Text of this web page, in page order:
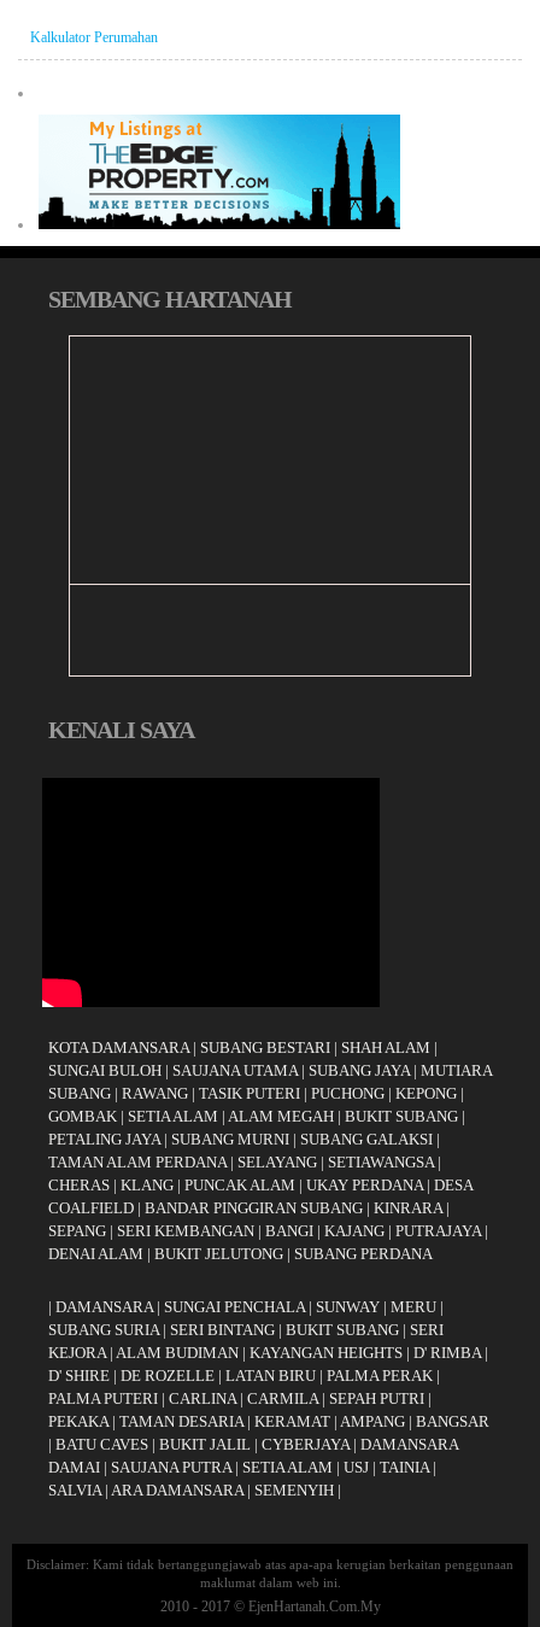
Kalkulator Perumahan
SEMBANG HARTANAH
KENALI SAYA
KOTA DAMANSARA| SUBANG BESTARI | SHAH ALAM |
SUNGAI BULOH | SAUJANA UTAMA| SUBANG JAYA | MUTIARA
SUBANG | RAWANG | TASIK PUTERI | PUCHONG | KEPONG |
GOMBAK | SETIA ALAM | ALAM MEGAH | BUKIT SUBANG |
PETALING JAYA| SUBANG MURNI | SUBANG GALAKSI |
TAMAN ALAM PERDANA| SELAYANG | SETIAWANGSA|
CHERAS | KLANG | PUNCAK ALAM | UKAY PERDANA| DESA
COALFIELD | BANDAR PINGGIRAN SUBANG | KINRARA|
SEPANG | SERI KEMBANGAN | BANGI | KAJANG | PUTRAJAYA|
DENAI ALAM | BUKIT JELUTONG | SUBANG PERDANA
| DAMANSARA| SUNGAI PENCHALA| SUNWAY | MERU |
SUBANG SURIA| SERI BINTANG | BUKIT SUBANG | SERI
KEJORA| ALAM BUDIMAN | KAYANGAN HEIGHTS | D' RIMBA|
D' SHIRE | DE ROZELLE | LATAN BIRU | PALMA PERAK |
PALMA PUTERI | CARLINA| CARMILA| SEPAH PUTRI |
PEKAKA| TAMAN DESARIA| KERAMAT | AMPANG | BANGSAR
| BATU CAVES | BUKIT JALIL | CYBERJAYA| DAMANSARA
DAMAI | SAUJANA PUTRA| SETIA ALAM | USJ | TAINIA|
SALVIA| ARA DAMANSARA| SEMENYIH |
Disclaimer: Kami tidak bertanggungjawab atas apa-apa kerugian berkaitan penggunaan
maklumat dalam web ini.
2010 - 2017 © EjenHartanah.Com.My